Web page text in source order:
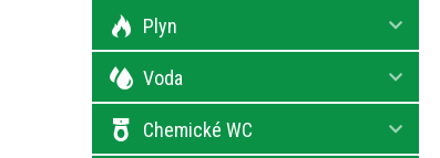
Plyn
Voda
Chemické WC